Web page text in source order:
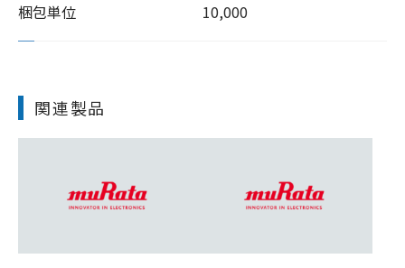
梱包単位 10,000
関連製品